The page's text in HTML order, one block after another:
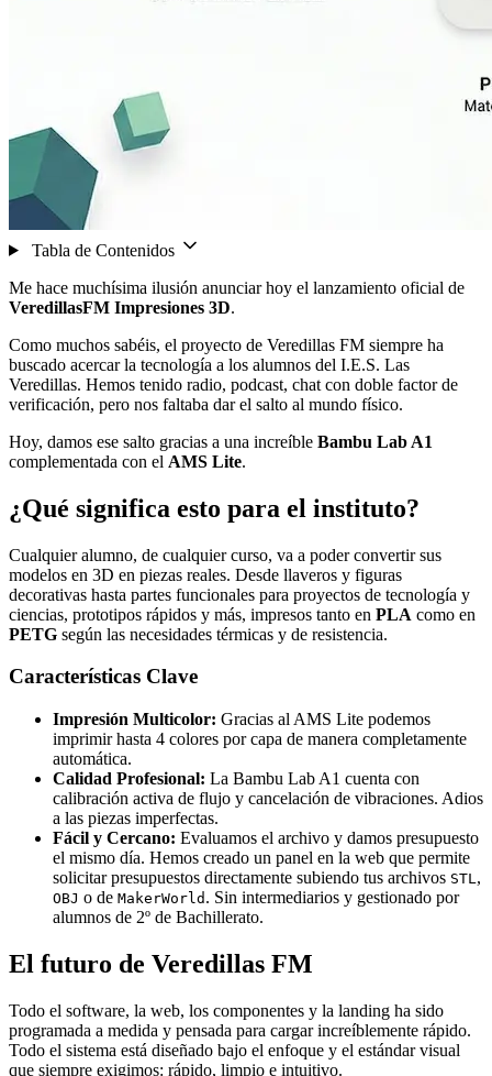
Tabla de Contenidos
Me hace muchísima ilusión anunciar hoy el lanzamiento oficial de
VeredillasFM Impresiones 3D.
Como muchos sabéis, el proyecto de Veredillas FM siempre ha
buscado acercar la tecnología a los alumnos del I.E.S. Las
Veredillas. Hemos tenido radio, podcast, chat con doble factor de
verificación, pero nos faltaba dar el salto al mundo físico.
Hoy, damos ese salto gracias a una increíble Bambu Lab A1
complementada con el AMS Lite.
¿Qué significa esto para el instituto?
Cualquier alumno, de cualquier curso, va a poder convertir sus
modelos en 3D en piezas reales. Desde llaveros y figuras
decorativas hasta partes funcionales para proyectos de tecnología y
ciencias, prototipos rápidos y más, impresos tanto en PLA como en
PETG según las necesidades térmicas y de resistencia.
Características Clave
Impresión Multicolor: Gracias al AMS Lite podemos
imprimir hasta 4 colores por capa de manera completamente
automática.
Calidad Profesional: La Bambu Lab A1 cuenta con
calibración activa de flujo y cancelación de vibraciones. Adios
a las piezas imperfectas.
Fácil y Cercano: Evaluamos el archivo y damos presupuesto
el mismo día. Hemos creado un panel en la web que permite
solicitar presupuestos directamente subiendo tus archivos STL,
OBJ o de MakerWorld . Sin intermediarios y gestionado por
alumnos de 2º de Bachillerato.
El futuro de Veredillas FM
Todo el software, la web, los componentes y la landing ha sido
programada a medida y pensada para cargar increíblemente rápido.
Todo el sistema está diseñado bajo el enfoque y el estándar visual
que siempre exigimos: rápido, limpio e intuitivo.